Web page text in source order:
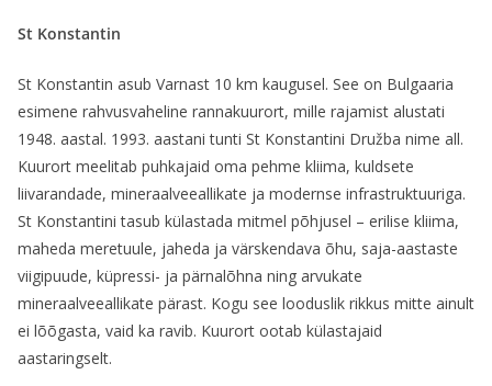
St Konstantin
St Konstantin asub Varnast 10 km kaugusel. See on Bulgaaria
esimene rahvusvaheline rannakuurort, mille rajamist alustati
1948. aastal. 1993. aastani tunti St Konstantini Družba nime all.
Kuurort meelitab puhkajaid oma pehme kliima, kuldsete
liivarandade, mineraalveeallikate ja modernse infrastruktuuriga.
St Konstantini tasub külastada mitmel põhjusel – erilise kliima,
maheda meretuule, jaheda ja värskendava õhu, saja-aastaste
viigipuude, küpressi- ja pärnalõhna ning arvukate
mineraalveeallikate pärast. Kogu see looduslik rikkus mitte ainult
ei lõõgasta, vaid ka ravib. Kuurort ootab külastajaid
aastaringselt.